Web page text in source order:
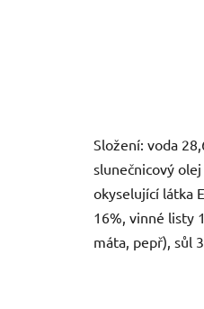
Složení: voda
slunečnicový
okyselující látka
16%, vinné listy
máta, pepř), sůl